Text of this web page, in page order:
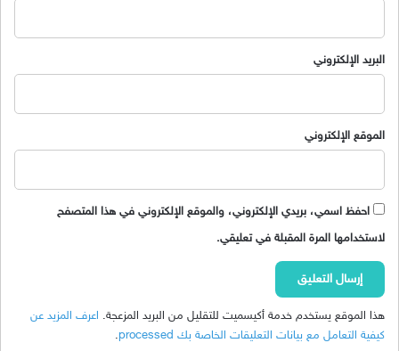
البريد الإلكتروني
الموقع الإلكتروني
احفظ اسمي، بريدي الإلكتروني، والموقع الإلكتروني في هذا المتصفح
لاستخدامها المرة المقبلة في تعليقي.
هذا الموقع يستخدم خدمة أكيسميت للتقليل من البريد المزعجة. اعرف المزيد عن
كيفية التعامل مع بيانات التعليقات الخاصة بك processed
.